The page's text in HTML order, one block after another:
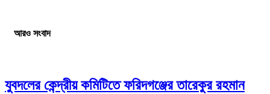
আরও সংবাদ
যুবদলের কেন্দ্রীয় কমিটিতে ফরিদগঞ্জের তারেকুর রহমান